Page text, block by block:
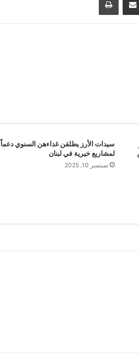
سيدات الأرز يطلقن غداءهن السنوي دعماً
لمشاريع خيرية في لبنان
سبتمبر 10, 2025